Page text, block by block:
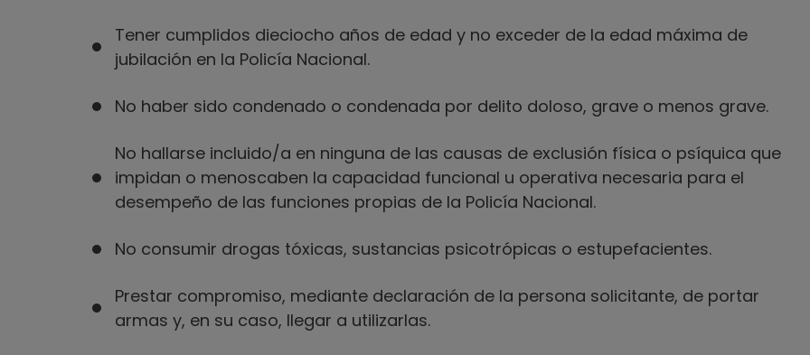
Tener cumplidos dieciocho años de edad y no exceder de la edad máxima de
jubilación en la Policía Nacional.
No haber sido condenado o condenada por delito doloso, grave o menos grave.
No hallarse incluido/a en ninguna de las causas de exclusión física o psíquica que
impidan o menoscaben la capacidad funcional u operativa necesaria para el
desempeño de las funciones propias de la Policía Nacional.
No consumir drogas tóxicas, sustancias psicotrópicas o estupefacientes.
Prestar compromiso, mediante declaración de la persona solicitante, de portar
armas y, en su caso, llegar a utilizarlas.